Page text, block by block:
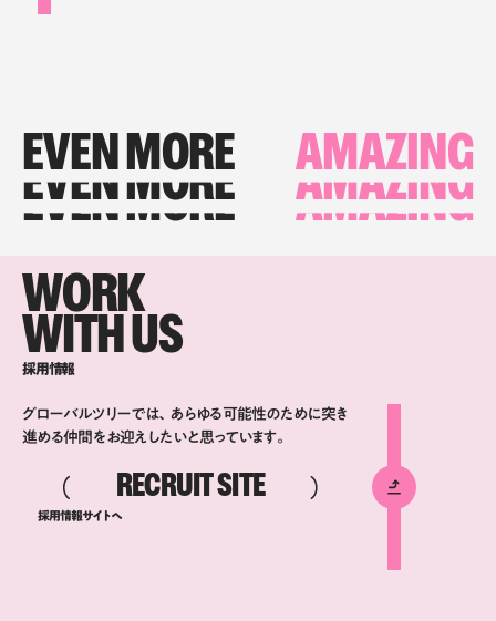
EVEN MORE AMAZING
EVEN MORE AMAZING
EVEN MORE AMAZING
WORK
WITH US
採用情報
グローバルツリーでは、あらゆる可能性のために突き
進める仲間をお迎えしたいと思っています。
RECRUIT SITE
採用情報サイトへ